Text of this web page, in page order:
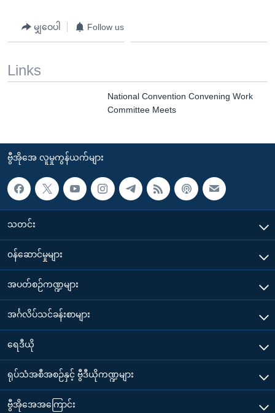
မျှဝေပါ Follow us
Links
National Convention Convening Work
Committee Meets
ဗွီအိုအေ လူမှုကွန်ယက်များ
သတင်း
၀န်ဆောင်မှုများ
အပတ်စဉ်ကဏ္ဍများ
အင်္ဂလိပ်သင်ခန်းစာများ
ရေဒီယို
ရုပ်သံအစီအစဉ်နှင့် ဗွီဒီယိုကဏ္ဍများ
ဗွီအိုအေအကြောင်း